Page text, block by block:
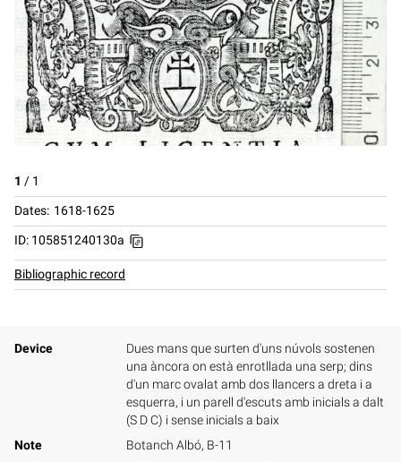
1 / 1
Dates 1618-1625
ID: 105851240130a
Bibliographic record
Device
Dues mans que surten d'uns núvols sostenen
una àncora on està enrotllada una serp; dins
d'un marc ovalat amb dos llancers a dreta i a
esquerra, i un parell d'escuts amb inicials a dalt
(S D C) i sense inicials a baix
Note
Botanch Albó, B-11